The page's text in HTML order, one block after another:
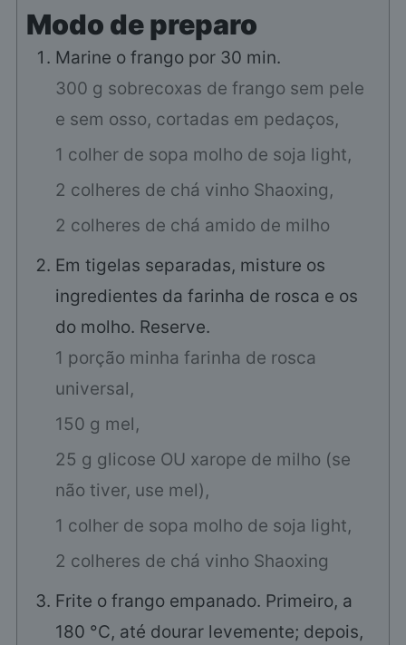
Modo de preparo
Marine o frango por 30 min.
300 g sobrecoxas de frango sem pele
e sem osso, cortadas em pedaços,
1 colher de sopa molho de soja light,
2 colheres de chá vinho Shaoxing,
2 colheres de chá amido de milho
Em tigelas separadas, misture os
ingredientes da farinha de rosca e os
do molho. Reserve.
1 porção minha farinha de rosca
universal,
150 g mel,
25 g glicose OU xarope de milho (se
não tiver, use mel),
1 colher de sopa molho de soja light,
2 colheres de chá vinho Shaoxing
Frite o frango empanado. Primeiro, a
180 °C, até dourar levemente; depois,